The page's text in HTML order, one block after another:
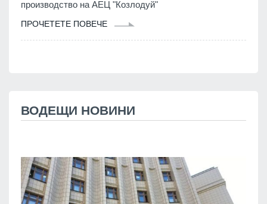
производство на АЕЦ "Козлодуй"
ПРОЧЕТЕТЕ ПОВЕЧЕ
ВОДЕЩИ НОВИНИ